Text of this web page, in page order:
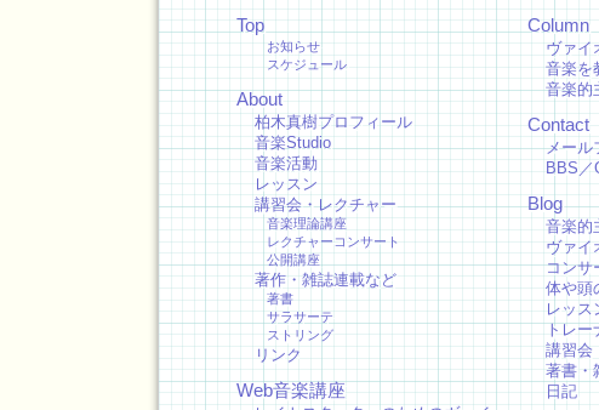
Top
お知らせ
スケジュール
About
柏木真樹プロフィール
音楽Studio
音楽活動
レッスン
講習会・レクチャー
音楽理論講座
レクチャーコンサート
公開講座
著作・雑誌連載など
著書
サラサーテ
ストリング
リンク
Web音楽講座
Column
ヴァイ
音楽を
音楽的
Contact
メール
BBS／
Blog
音楽的
ヴァイ
コンサ
体や頭
レッス
トレー
講習会
著書・
日記